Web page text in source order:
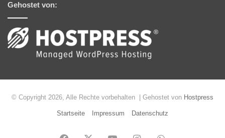
Gehostet von:
© Copyright 2026, Alle Rechte vorbehalten | Gehostet von Hostpress
Startseite Impressum Datenschutz